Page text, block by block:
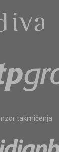
takmičenja